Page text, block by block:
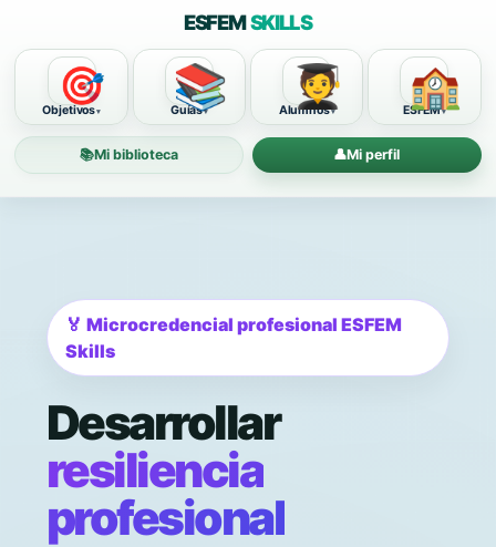
ESFEMSKILLS
🎯
Objetivos 📚
Guías 🧑‍🎓
Alumnos 🏫
ESFEM
📚Mi biblioteca 👤Mi perfil
🏅 Microcredencial profesional ESFEM
Skills
Desarrollar
resiliencia
profesional